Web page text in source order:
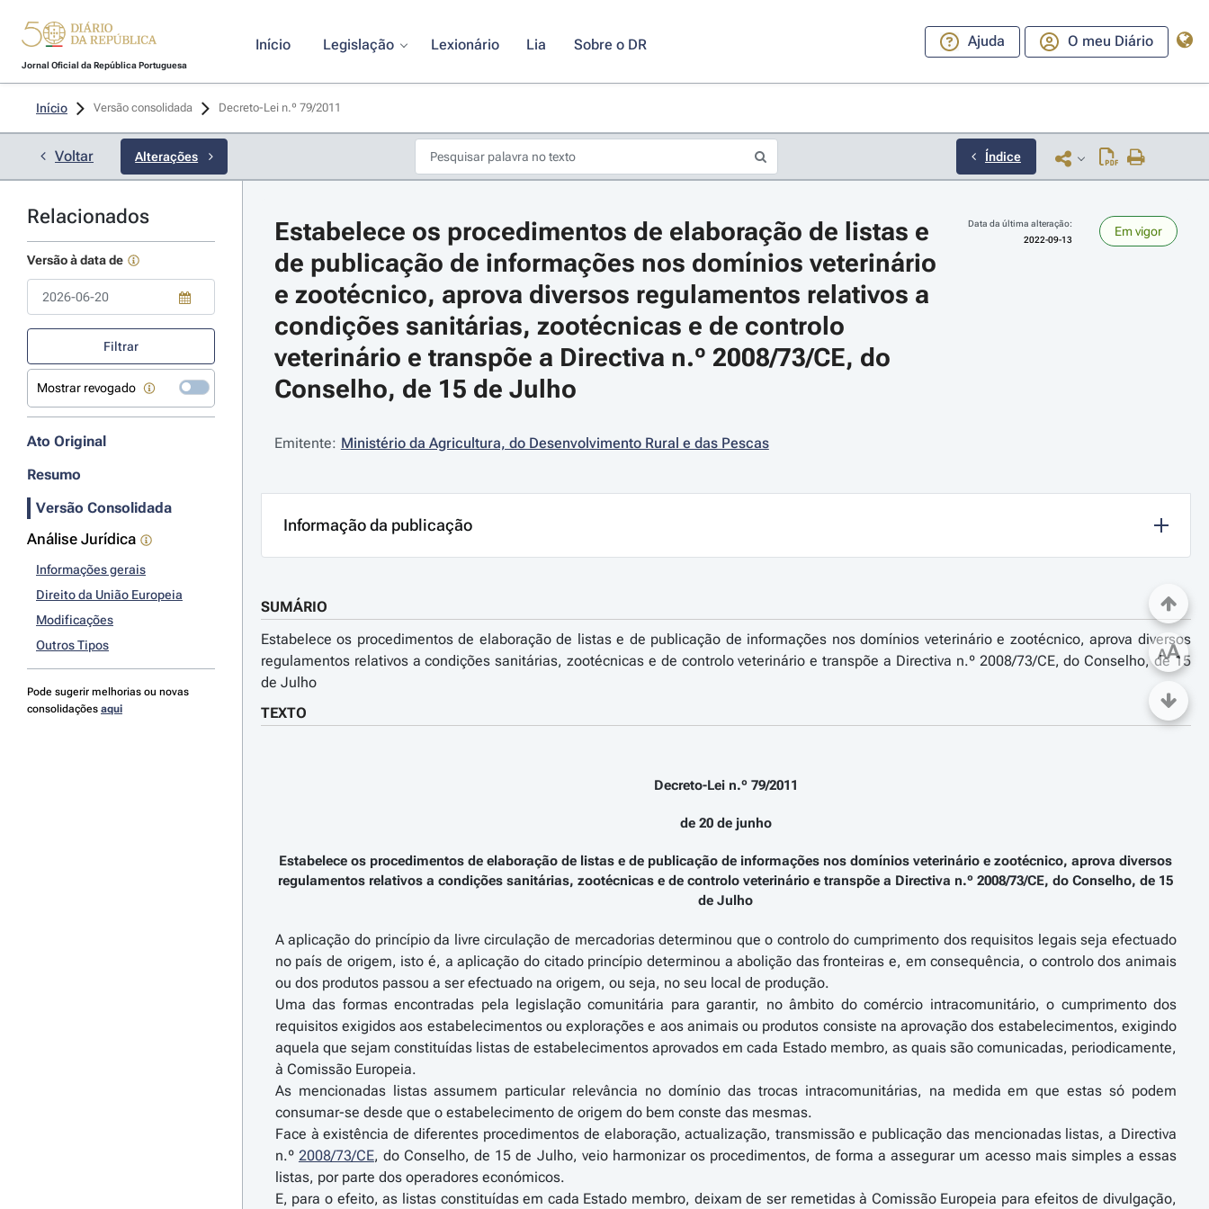
Jornal Oficial da República Portuguesa
Início Legislação Lexionário Lia Sobre o DR Ajuda O meu Diário
Início Versão consolidada Decreto-Lei n.º 79/2011
Voltar Alterações Índice
Relacionados
Versão à data de
Use a tecla de seta para baixo para abrir o calendário; Use as teclas de seta para navegar pelos dias do calendário; Use cmd ou ctrl + seta para a direita ou esquerda para navegar pelos meses; Use cmd ou ctrl +
Filtrar
Mostrar revogado
Ato Original
Resumo
Versão Consolidada
Análise Jurídica
Informações gerais
Direito da União Europeia
Modificações
Outros Tipos
Pode sugerir melhorias ou novas
consolidações aqui
Estabelece os procedimentos de elaboração de listas e
de publicação de informações nos domínios veterinário
e zootécnico, aprova diversos regulamentos relativos a
condições sanitárias, zootécnicas e de controlo
veterinário e transpõe a Directiva n.º 2008/73/CE, do
Conselho, de 15 de Julho
Data da última alteração:
2022-09-13
Em vigor
Emitente: Ministério da Agricultura, do Desenvolvimento Rural e das Pescas
Informação da publicação
SUMÁRIO
Estabelece os procedimentos de elaboração de listas e de publicação de informações nos domínios veterinário e zootécnico, aprova diversos
regulamentos relativos a condições sanitárias, zootécnicas e de controlo veterinário e transpõe a Directiva n.º 2008/73/CE, do Conselho, de 15
de Julho
TEXTO
Decreto-Lei n.º 79/2011
de 20 de junho
Estabelece os procedimentos de elaboração de listas e de publicação de informações nos domínios veterinário e zootécnico, aprova diversos
regulamentos relativos a condições sanitárias, zootécnicas e de controlo veterinário e transpõe a Directiva n.º 2008/73/CE, do Conselho, de 15
de Julho
A aplicação do princípio da livre circulação de mercadorias determinou que o controlo do cumprimento dos requisitos legais seja efectuado
no país de origem, isto é, a aplicação do citado princípio determinou a abolição das fronteiras e, em consequência, o controlo dos animais
ou dos produtos passou a ser efectuado na origem, ou seja, no seu local de produção.
Uma das formas encontradas pela legislação comunitária para garantir, no âmbito do comércio intracomunitário, o cumprimento dos
requisitos exigidos aos estabelecimentos ou explorações e aos animais ou produtos consiste na aprovação dos estabelecimentos, exigindo
aquela que sejam constituídas listas de estabelecimentos aprovados em cada Estado membro, as quais são comunicadas, periodicamente,
à Comissão Europeia.
As mencionadas listas assumem particular relevância no domínio das trocas intracomunitárias, na medida em que estas só podem
consumar-se desde que o estabelecimento de origem do bem conste das mesmas.
Face à existência de diferentes procedimentos de elaboração, actualização, transmissão e publicação das mencionadas listas, a Directiva
n.º 2008/73/CE, do Conselho, de 15 de Julho, veio harmonizar os procedimentos, de forma a assegurar um acesso mais simples a essas
listas, por parte dos operadores económicos.
E, para o efeito, as listas constituídas em cada Estado membro, deixam de ser remetidas à Comissão Europeia para efeitos de divulgação,
AA